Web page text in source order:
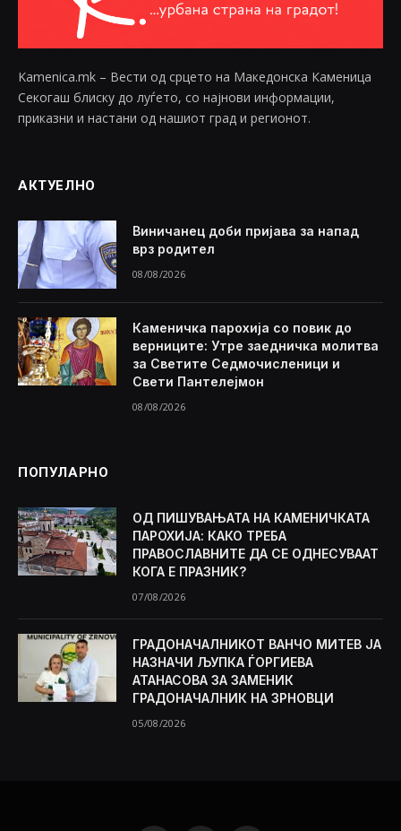
Kamenica.mk – Вести од срцето на Македонска Каменица
Секогаш блиску до луѓето, со најнови информации,
приказни и настани од нашиот град и регионот.
АКТУЕЛНО
Виничанец доби пријава за напад
врз родител
08/08/2026
Каменичка парохија со повик до
верниците: Утре заедничка молитва
за Светите Седмочисленици и
Свети Пантелејмон
08/08/2026
ПОПУЛАРНО
ОД ПИШУВАЊАТА НА КАМЕНИЧКАТА
ПАРОХИЈА: КАКО ТРЕБА
ПРАВОСЛАВНИТЕ ДА СЕ ОДНЕСУВААТ
КОГА Е ПРАЗНИК?
07/08/2026
ГРАДОНАЧАЛНИКОТ ВАНЧО МИТЕВ ЈА
НАЗНАЧИ ЉУПКА ЃОРГИЕВА
АТАНАСОВА ЗА ЗАМЕНИК
ГРАДОНАЧАЛНИК НА ЗРНОВЦИ
05/08/2026